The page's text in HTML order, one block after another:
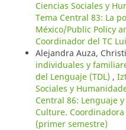
Ciencias Sociales y
Tema Central 83: La
México/Public Policy
Coordinador del TC
Alejandra Auza,
individuales y
del Lenguaje (TDL) ,
Sociales y
Central 86: Lenguaje
Culture.
(primer semestre)